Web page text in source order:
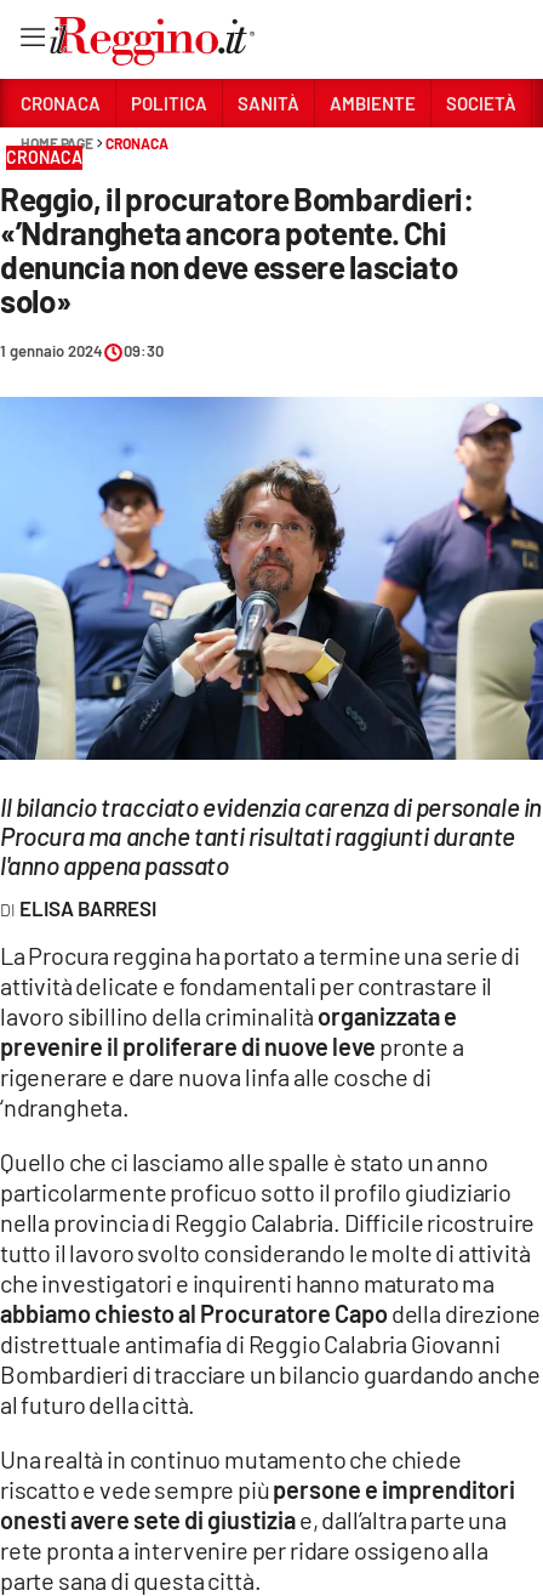
Sezioni
CRONACA
POLITICA
SANITÀ
AMBIENTE
ECONOMIA E LAVORO
EVENTI
SPORT
Streaming
LAC TV
LAC ONAIR
LaC
LACPLAY.IT
LACTV.IT
LACONAIR.IT
LACITYMAG.IT
ILREGGINO.IT
COSENZACHANNEL.IT
ILVIBONESE.IT
CATANZAROCHANNEL.IT
LACAPITALENEWS.IT
App
ANDROID
APPLE
CRONACA POLITICA SANITÀ AMBIENTE SOCIETÀ
HOME PAGE CRONACA
CRONACA
Reggio, il procuratore Bombardieri:
«’Ndrangheta ancora potente. Chi
denuncia non deve essere lasciato
solo»
1 gennaio 2024 09:30
Il bilancio tracciato evidenzia carenza di personale in
Procura ma anche tanti risultati raggiunti durante
l'anno appena passato
ELISA BARRESI
La Procura reggina ha portato a termine una serie di
attività delicate e fondamentali per contrastare il
lavoro sibillino della criminalità organizzata e
prevenire il proliferare di nuove leve pronte a
rigenerare e dare nuova linfa alle cosche di
‘ndrangheta.
Quello che ci lasciamo alle spalle è stato un anno
particolarmente proficuo sotto il profilo giudiziario
nella provincia di Reggio Calabria. Difficile ricostruire
tutto il lavoro svolto considerando le molte di attività
che investigatori e inquirenti hanno maturato ma
abbiamo chiesto al Procuratore Capodella direzione
distrettuale antimafia di Reggio Calabria Giovanni
Bombardieri di tracciare un bilancio guardando anche
al futuro della città.
Una realtà in continuo mutamento che chiede
riscatto e vede sempre piùpersone e imprenditori
onesti avere sete di giustiziae, dall’altra parte una
rete pronta a intervenire per ridare ossigeno alla
parte sana di questa città.